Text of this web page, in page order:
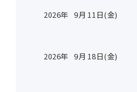
2026年 9月 11日(金)
2026年 9月 18日(金)